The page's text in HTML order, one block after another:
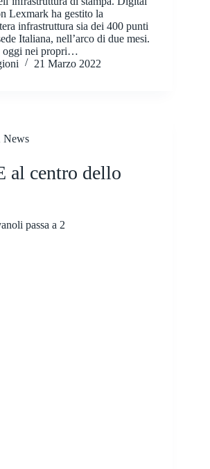
Lexmark ha gestito la
infrastruttura sia dei 400 punti
Italiana, nell’arco di due mesi.
oggi nei propri…
21 Marzo 2022
News
al centro dello